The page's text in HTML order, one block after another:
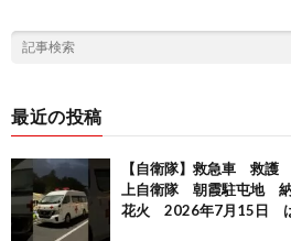
最近の投稿
【自衛隊】救急車 救
上自衛隊 朝霞駐屯地
花火 2026年7月15日